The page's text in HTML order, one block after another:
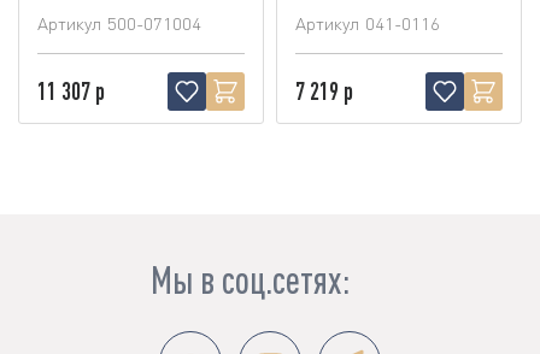
Артикул 500-071004
11 307 р
Артикул 041-0116
7 219 р
Мы в соц.сетях: